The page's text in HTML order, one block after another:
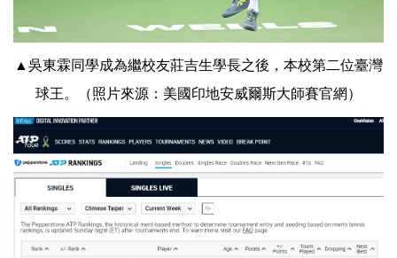
▲吳東霖同學成為繼校友莊吉生學長之後，本校第二位臺灣
球王。（照片來源：美國印地安威爾斯大師賽官網）